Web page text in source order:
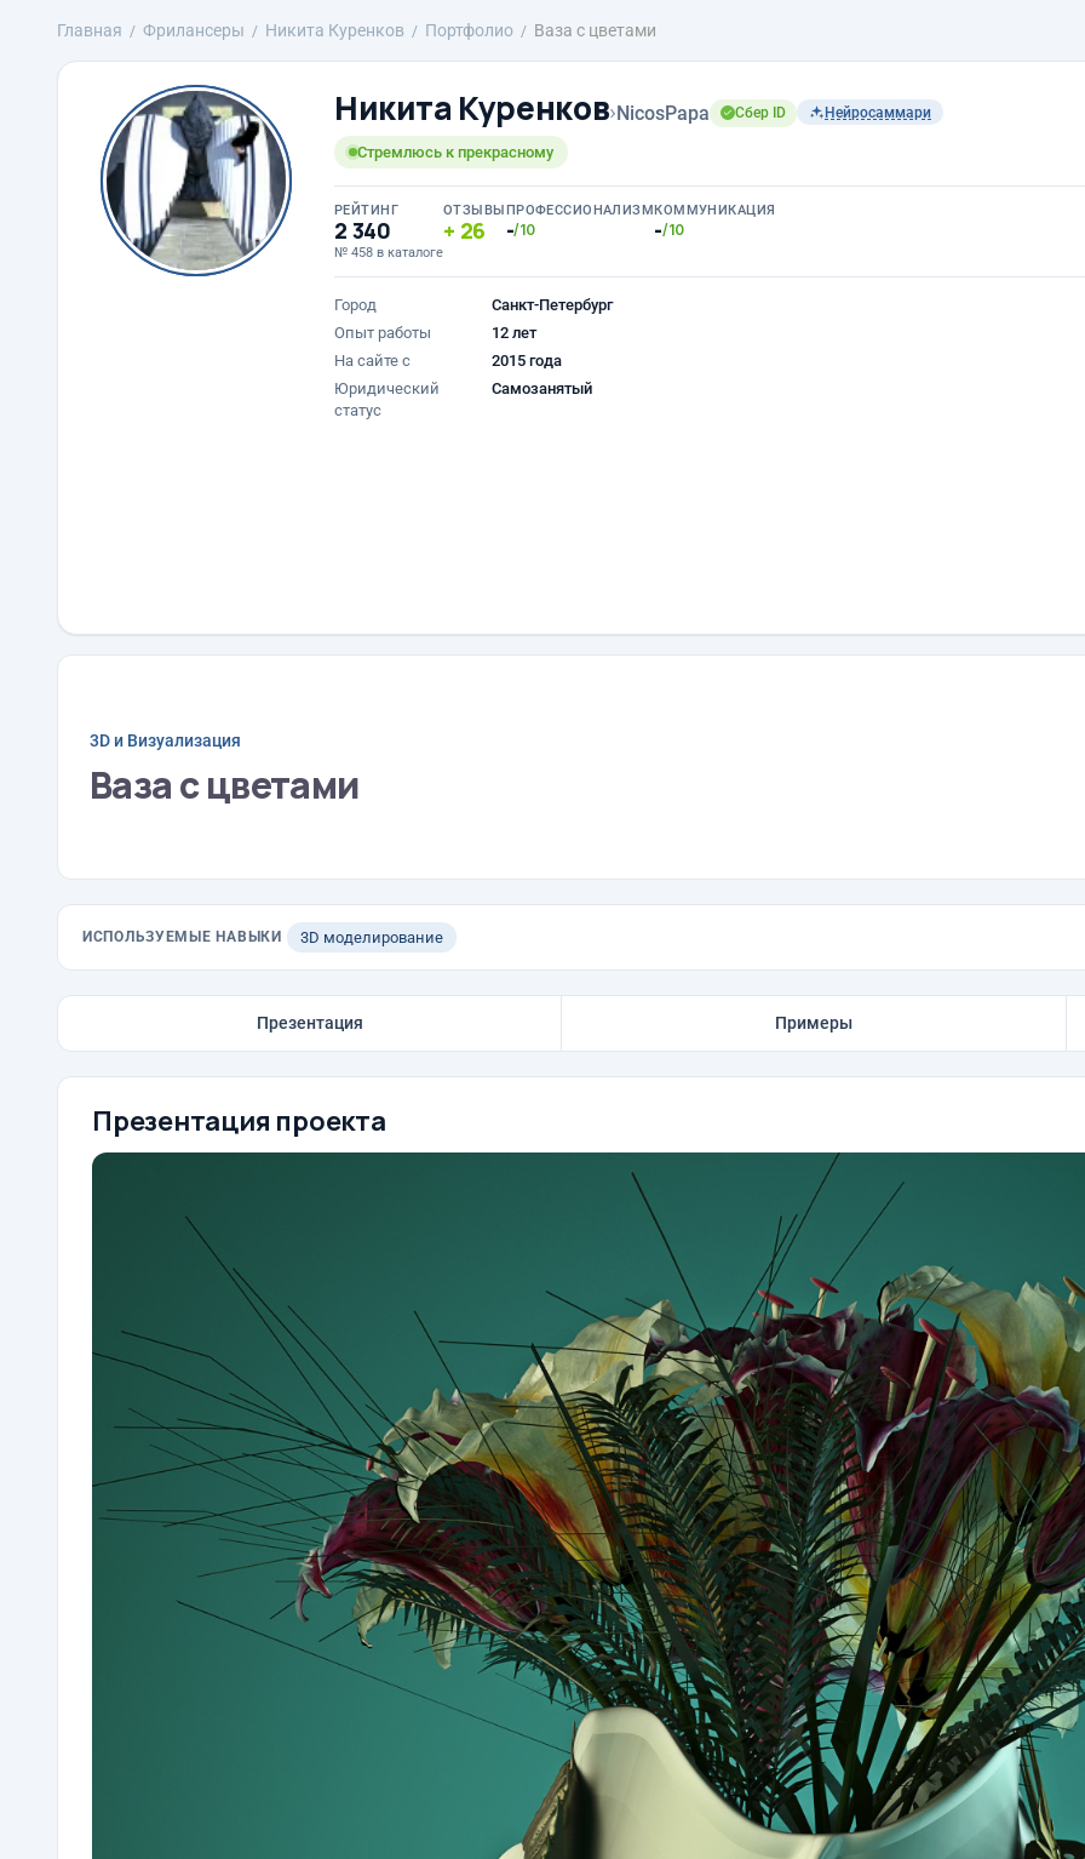
Главная Фрилансеры Никита Куренков Портфолио Ваза с цветами
Никита Куренков›NicosPapa Сбер ID Нейросаммари
Стремлюсь к прекрасному
РЕЙТИНГ
2 340
№ 458 в каталоге
ОТЗЫВЫ
26
ПРОФЕССИОНАЛИЗМ
-/10
КОММУНИКАЦИЯ
-/10
Город
Санкт-Петербург
Опыт работы
12 лет
На сайте с
2015 года
Юридический
статус
Самозанятый
3D и Визуализация
Ваза с цветами
ИСПОЛЬЗУЕМЫЕ НАВЫКИ 3D моделирование
Презентация Примеры
Презентация проекта